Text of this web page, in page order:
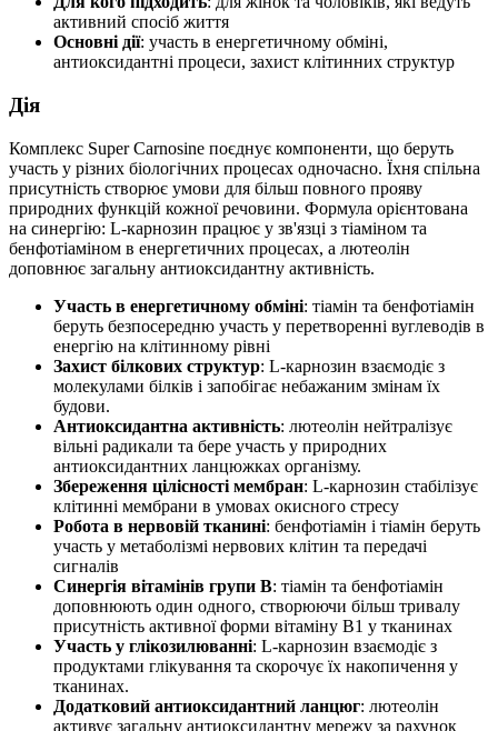
активний спосіб життя
Основні дії: участь в енергетичному обміні,
антиоксидантні процеси, захист клітинних структур
Дія
Комплекс Super Carnosine поєднує компоненти, що беруть
участь у різних біологічних процесах одночасно. Їхня спільна
присутність створює умови для більш повного прояву
природних функцій кожної речовини. Формула орієнтована
на синергію: L-карнозин працює у зв'язці з тіаміном та
бенфотіаміном в енергетичних процесах, а лютеолін
доповнює загальну антиоксидантну активність.
Участь в енергетичному обміні: тіамін та бенфотіамін
беруть безпосередню участь у перетворенні вуглеводів в
енергію на клітинному рівні
Захист білкових структур: L-карнозин взаємодіє з
молекулами білків і запобігає небажаним змінам їх
будови.
Антиоксидантна активність: лютеолін нейтралізує
вільні радикали та бере участь у природних
антиоксидантних ланцюжках організму.
Збереження цілісності мембран: L-карнозин стабілізує
клітинні мембрани в умовах окисного стресу
Робота в нервовій тканині: бенфотіамін і тіамін беруть
участь у метаболізмі нервових клітин та передачі
сигналів
Синергія вітамінів групи B: тіамін та бенфотіамін
доповнюють один одного, створюючи більш тривалу
присутність активної форми вітаміну B1 у тканинах
Участь у глікозилюванні: L-карнозин взаємодіє з
продуктами глікування та скорочує їх накопичення у
тканинах.
Додатковий антиоксидантний ланцюг: лютеолін
активує загальну антиоксидантну мережу за рахунок